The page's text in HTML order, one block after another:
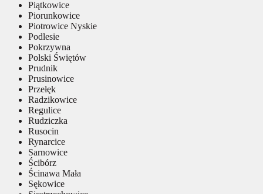
Piątkowice
Piorunkowice
Piotrowice Nyskie
Podlesie
Pokrzywna
Polski Świętów
Prudnik
Prusinowice
Przełęk
Radzikowice
Regulice
Rudziczka
Rusocin
Rynarcice
Sarnowice
Ścibórz
Ścinawa Mała
Sękowice